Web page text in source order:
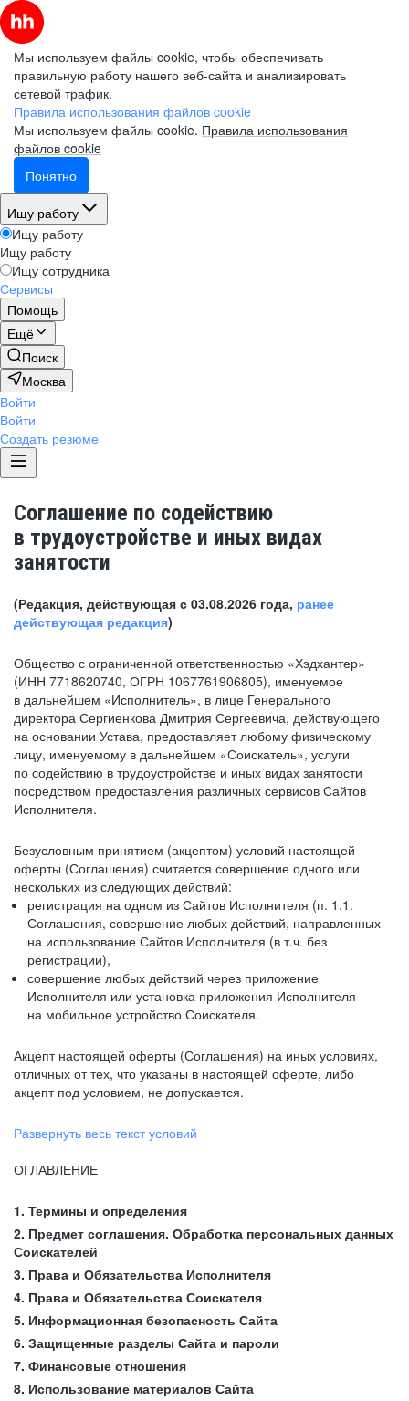
Мы используем файлы cookie, чтобы обеспечивать
правильную работу нашего веб-сайта и анализировать
сетевой трафик.
Правила использования файлов cookie
Мы используем файлы cookie. Правила использования
файлов cookie
Понятно
Ищу работу
Ищу работу
Ищу работу
Ищу сотрудника
Сервисы
Помощь
Ещё
Поиск
Москва
Войти
Войти
Создать резюме
Соглашение по содействию
в трудоустройстве и иных видах
занятости
(Редакция, действующая с 03.08.2026 года, ранее
действующая редакция)
Общество с ограниченной ответственностью «Хэдхантер»
(ИНН 7718620740, ОГРН 1067761906805), именуемое
в дальнейшем «Исполнитель», в лице Генерального
директора Сергиенкова Дмитрия Сергеевича, действующего
на основании Устава, предоставляет любому физическому
лицу, именуемому в дальнейшем «Соискатель», услуги
по содействию в трудоустройстве и иных видах занятости
посредством предоставления различных сервисов Сайтов
Исполнителя.
Безусловным принятием (акцептом) условий настоящей
оферты (Соглашения) считается совершение одного или
нескольких из следующих действий:
регистрация на одном из Сайтов Исполнителя (п. 1.1.
Соглашения, совершение любых действий, направленных
на использование Сайтов Исполнителя (в т.ч. без
регистрации),
совершение любых действий через приложение
Исполнителя или установка приложения Исполнителя
на мобильное устройство Соискателя.
Акцепт настоящей оферты (Соглашения) на иных условиях,
отличных от тех, что указаны в настоящей оферте, либо
акцепт под условием, не допускается.
Развернуть весь текст условий
ОГЛАВЛЕНИЕ
1. Термины и определения
2. Предмет соглашения. Обработка персональных данных
Соискателей
3. Права и Обязательства Исполнителя
4. Права и Обязательства Соискателя
5. Информационная безопасность Сайта
6. Защищенные разделы Сайта и пароли
7. Финансовые отношения
8. Использование материалов Сайта